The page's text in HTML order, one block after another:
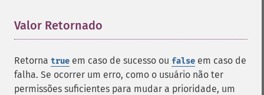
Valor Retornado
Retorna true em caso de sucesso ou false em caso de
falha. Se ocorrer um erro, como o usuário não ter
permissões suficientes para mudar a prioridade, um